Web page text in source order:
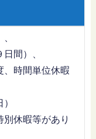
間）、
、時間単位休暇
別休暇等があり